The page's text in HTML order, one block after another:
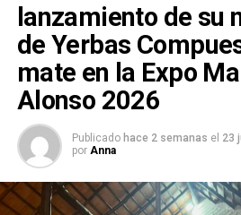
lanzamiento de su
de Yerbas
mate en la Expo
Alonso 2026
Publicado hace 2 semanas el 23
por Anna